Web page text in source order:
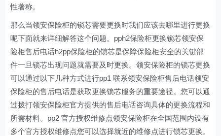
性著称。
那么当领安保险柜的锁芯需要更换时我们应该去哪里进行更换
呢下面就来详细解答这个问题。pph2保险柜更换锁芯领安保
险柜售后电话h2pp保险柜的锁芯是保障保险柜安全的关键部
件一旦锁芯出现问题就需要及时更换。领安保险柜的锁芯更换
可以通过以下几种方式进行pp1 联系领安保险柜售后电话领安
保险柜的售后电话是获取更换锁芯服务的重要途径。您可以通
过拨打领安保险柜官方提供的售后电话咨询具体的更换流程和
所需材料。pp2 官方授权维修点领安保险柜在全国范围内设有
多个官方授权维修点您可以选择就近的维修点进行锁芯更换。